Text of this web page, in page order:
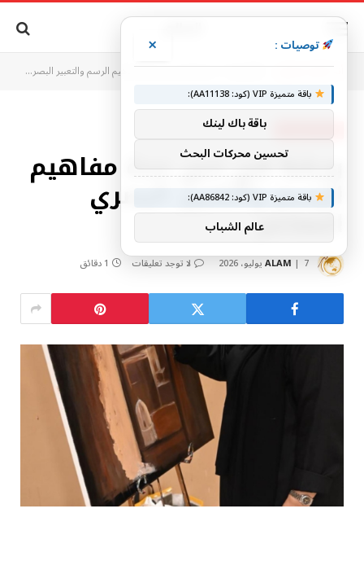
أنت الآن تتصفح: الرئيسية » ورشة في دبي جدة مفاهيم الرسم والتعبير البصري المعاصر
ورشة في دبي جدة مفاهيم
الرسم والتعبير البصري
المعاصر
ALAM 7 يوليو، 2026 لا توجد تعليقات 1 دقائق
توصيات : ×
باقة متميزة VIP (كود: AA11138):
باقة باك لينك
تحسين محركات البحث
باقة متميزة VIP (كود: AA86842):
عالم الشباب